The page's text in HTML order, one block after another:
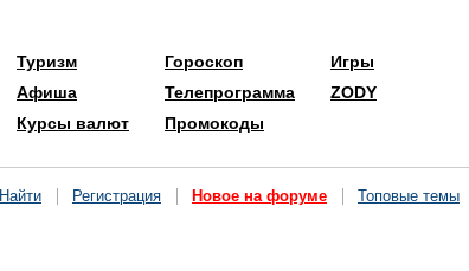
Туризм
Афиша
Курсы валют
Гороскоп
Телепрограмма
Промокоды
Игры
ZODY
Найти Регистрация Новое на форуме Топовые темы